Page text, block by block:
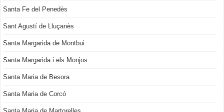
Santa Fe del Penedès
Sant Agustí de Lluçanès
Santa Margarida de Montbui
Santa Margarida i els Monjos
Santa Maria de Besora
Santa Maria de Corcó